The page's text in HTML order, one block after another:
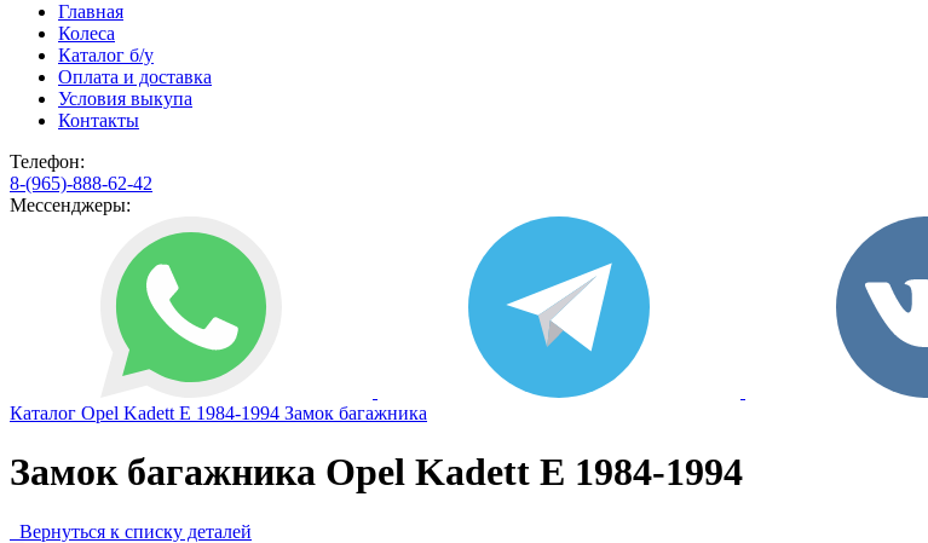
Главная
Колеса
Каталог б/у
Оплата и доставка
Условия выкупа
Контакты
Телефон:
8-(965)-888-62-42
Мессенджеры:
Каталог Opel Kadett E 1984-1994 Замок багажника
Замок багажника Opel Kadett E 1984-1994
Вернуться к списку деталей